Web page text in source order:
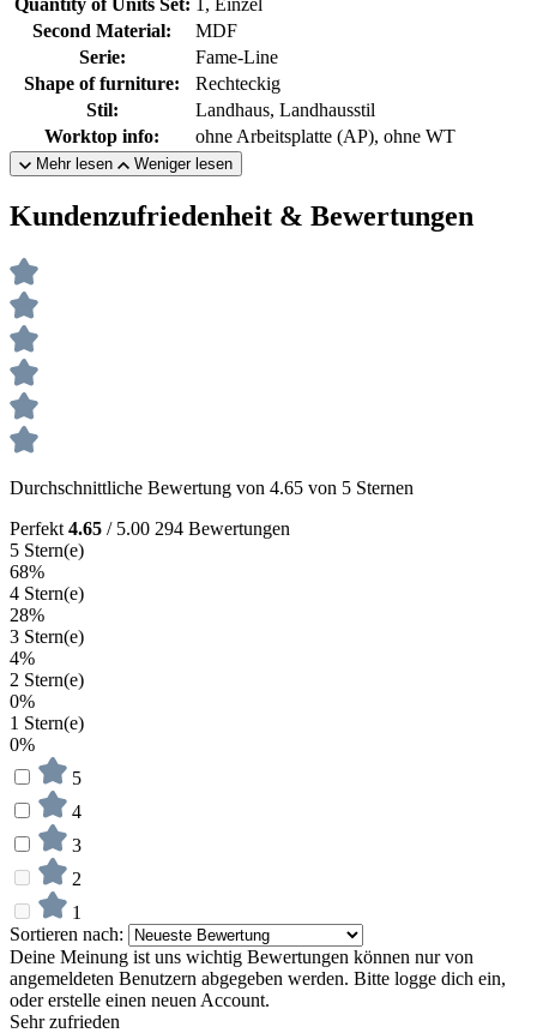
Quantity of Units Set:
1, Einzel
Second Material:
MDF
Serie:
Fame-Line
Shape of furniture:
Rechteckig
Stil:
Landhaus, Landhausstil
Worktop info:
ohne Arbeitsplatte (AP), ohne WT
Mehr lesen Weniger lesen
Kundenzufriedenheit & Bewertungen
Durchschnittliche Bewertung von 4.65 von 5 Sternen
Perfekt 4.65 / 5.00 294 Bewertungen
5 Stern(e)
68%
4 Stern(e)
28%
3 Stern(e)
4%
2 Stern(e)
0%
1 Stern(e)
0%
5
4
3
2
1
Sortieren nach:
Deine Meinung ist uns wichtig Bewertungen können nur von
angemeldeten Benutzern abgegeben werden. Bitte logge dich ein,
oder erstelle einen neuen Account.
Sehr zufrieden